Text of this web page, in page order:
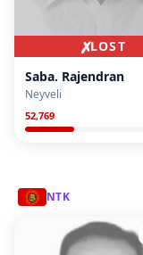
✗LOST
Saba. Rajendran
Neyveli
52,769
NTK